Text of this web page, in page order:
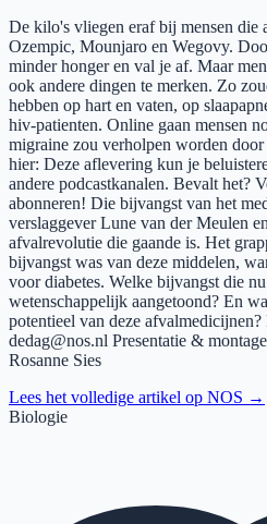
De kilo's vliegen eraf bij mensen die
Ozempic, Mounjaro en Wegovy.
minder honger en val je af. Maar
ook andere dingen te merken. Zo
hebben op hart en vaten, op
hiv-patienten. Online gaan mensen
migraine zou verholpen worden
hier: Deze aflevering kun je
andere podcastkanalen. Bevalt het?
abonneren! Die bijvangst van het
verslaggever Lune van der Meulen
afvalrevolutie die gaande is. Het
bijvangst was van deze middelen,
voor diabetes. Welke bijvangst die
wetenschappelijk aangetoond? En
potentieel van deze
dedag@nos.nl Presentatie &
Rosanne Sies
Lees het volledige artikel op NOS →
Biologie